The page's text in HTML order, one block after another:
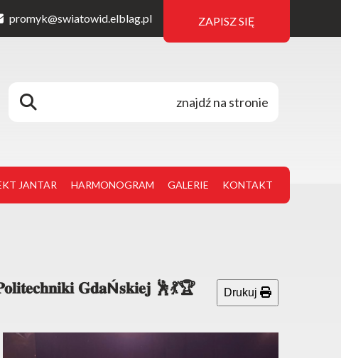
promyk@swiatowid.elblag.pl ZAPISZ SIĘ
JANTAR HARMONOGRAM GALERIE KONTAKT
𝐆𝐝𝐚Ń𝐬𝐤𝐢𝐞𝐣 🕺💃🏆 Drukuj